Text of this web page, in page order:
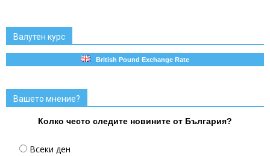
Валутен курс
British Pound Exchange Rate
Вашето мнение?
Колко често следите новините от България?
Всеки ден